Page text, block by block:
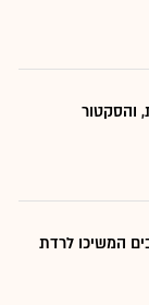
והסקטור
המשיכו לרדת